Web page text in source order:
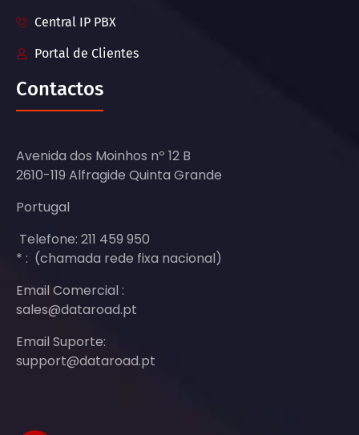
Central IP PBX
Portal de Clientes
Contactos
Avenida dos Moinhos nº 12 B
2610-119 Alfragide Quinta Grande
Portugal
Telefone: 211 459 950
* : (chamada rede fixa nacional)
Email Comercial :
sales@dataroad.pt
Email Suporte:
support@dataroad.pt